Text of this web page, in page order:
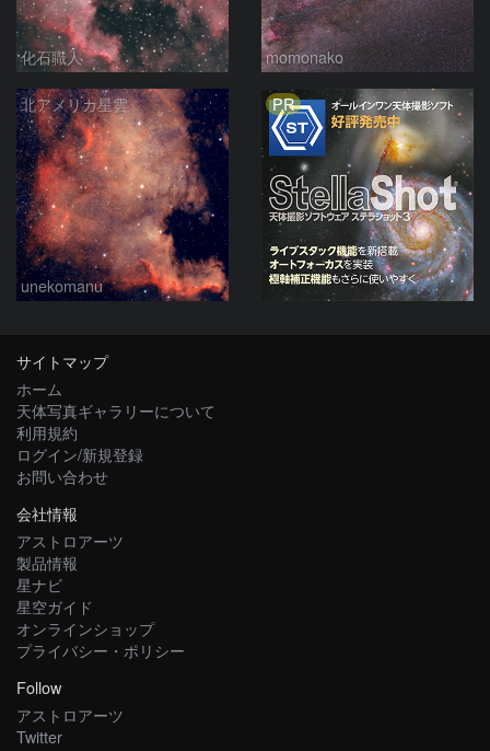
化石職人 momonako
北アメリカ星雲
unekomanu
PR
サイトマップ
ホーム
天体写真ギャラリーについて
利用規約
ログイン/新規登録
お問い合わせ
会社情報
アストロアーツ
製品情報
星ナビ
星空ガイド
オンラインショップ
プライバシー・ポリシー
Follow
アストロアーツ
Twitter